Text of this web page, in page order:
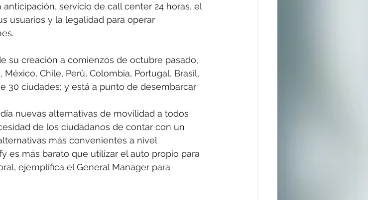
servicio de call center 24 horas, el
usuarios y la legalidad para operar
su creación a comienzos de octubre pasado,
Chile, Perú, Colombia, Portugal, Brasil,
30 ciudades; y está a punto de desembarcar
nuevas alternativas de movilidad a todos
de los ciudadanos de contar con un
más convenientes a nivel
es más barato que utilizar el auto propio para
ejemplifica el General Manager para